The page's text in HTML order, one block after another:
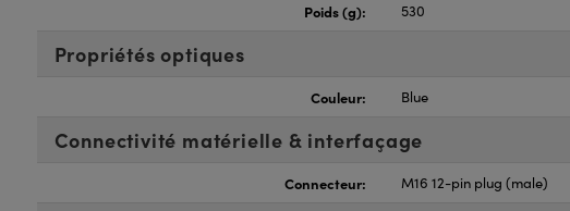
Poids (g): 530
Propriétés optiques
Couleur: Blue
Connectivité matérielle & interfaçage
Connecteur: M16 12-pin plug (male)